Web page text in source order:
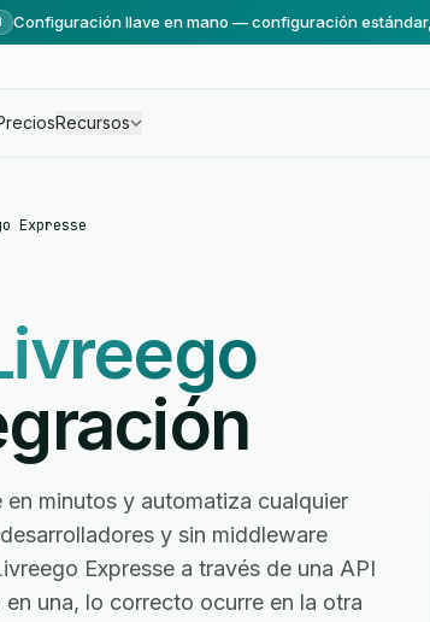
Configuración llave en mano — configuración
Recursos
Expresse
minutos y automatiza cualquier
y sin middleware
Expresse a través de una API
una, lo correcto ocurre en la otra